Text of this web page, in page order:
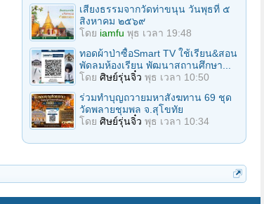
เสียงธรรมจากวัดท่าขนุน วันพุธที่ ๕
สิงหาคม ๒๕๖๙
โดย iamfu พุธ เวลา 19:48
ทอดผ้าป่าซื้อSmart TV ใช้เรียน&สอน
พัดลมห้องเรียน พัฒนาสถานศึกษา...
โดย ศิษย์รุ่นจิ๋ว พุธ เวลา 10:50
ร่วมทําบุญถวายมหาสังฆทาน 69 ชุด
วัดพลายชุมพล จ.สุโขทัย
โดย ศิษย์รุ่นจิ๋ว พุธ เวลา 10:34